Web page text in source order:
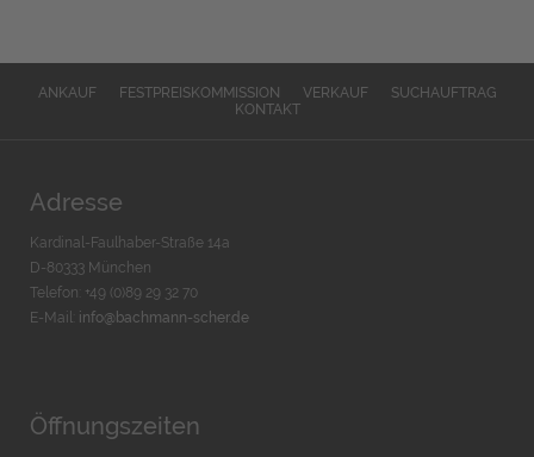
ANKAUF FESTPREISKOMMISSION VERKAUF
SUCHAUFTRAG
KONTAKT
Adresse
Kardinal-Faulhaber-Straße 14a
D-80333 München
Telefon: +49 (0)89 29 32 70
E-Mail: info@bachmann-scher.de
Öffnungszeiten